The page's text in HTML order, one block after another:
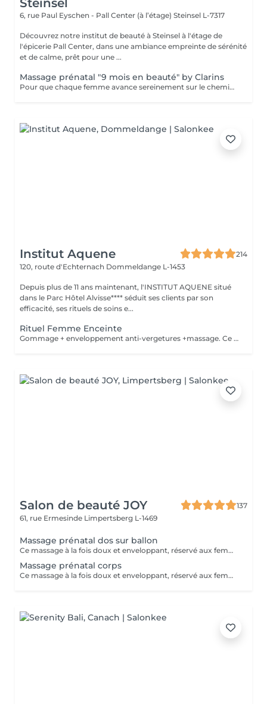
Steinsel
6, rue Paul Eyschen - Pall Center (à l’étage) Steinsel L-7317
Découvrez notre institut de beauté à Steinsel à l'étage de
l'épicerie Pall Center, dans une ambiance empreinte de sérénité
et de calme, prêt pour une ...
Massage prénatal "9 mois en beauté" by Clarins
Pour que chaque femme avance sereinement sur le chemin de la maternité, Clarins a mis au point un Soin cocooning qui décontracte les tensions, allège les jambes, améliore l'élasticité de la peau et aide à prévenir les marques de grossesse.
Institut Aquene
214
120, route d'Echternach Dommeldange L-1453
Depuis plus de 11 ans maintenant, l'INSTITUT AQUENE situé
dans le Parc Hôtel Alvisse**** séduit ses clients par son
efficacité, ses rituels de soins e...
Rituel Femme Enceinte
Gommage + enveloppement anti-vergetures +massage. Ce soin sophistiqué utilise des ingrédients naturels aux propriétés antioxydantes qui permettent de stimuler la circulation veineuse et lymphatique, il permet de savourer en toute confiance un moment de relaxation et de bien-être absolu entre la maman et le futur bébé.
Salon de beauté JOY
137
61, rue Ermesinde Limpertsberg L-1469
Massage prénatal dos sur ballon
Ce massage à la fois doux et enveloppant, réservé aux femmes enceintes dès le 3ème mois de grossesse . Il permettra de vous détendre des tensions occasionnées par votre grossesse . Ne laissez pas la fatigue et les courbatures vous empêcher de profiter de ce beau moment .
Massage prénatal corps
Ce massage à la fois doux et enveloppant, réservé aux femmes enceintes dès le 3ème de grossesse . Il permettra de vous détendre des tensions occasionnées par votre grossesse . Ne laissez pas la fatigue et les courbatures vous empêcher de profiter de ce beau moment .